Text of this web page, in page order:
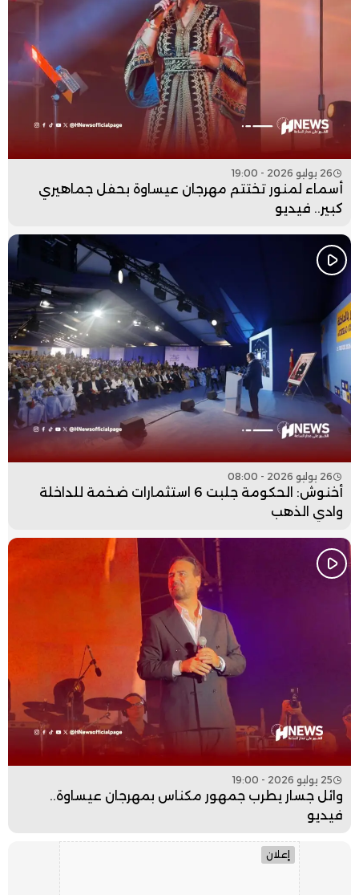
26 يوليو 2026 - 19:00
أسماء لمنور تختتم مهرجان عيساوة بحفل جماهيري
كبير.. فيديو
26 يوليو 2026 - 08:00
أخنوش: الحكومة جلبت 6 استثمارات ضخمة للداخلة
وادي الذهب
25 يوليو 2026 - 19:00
وائل جسار يطرب جمهور مكناس بمهرجان عيساوة..
فيديو
إعلان